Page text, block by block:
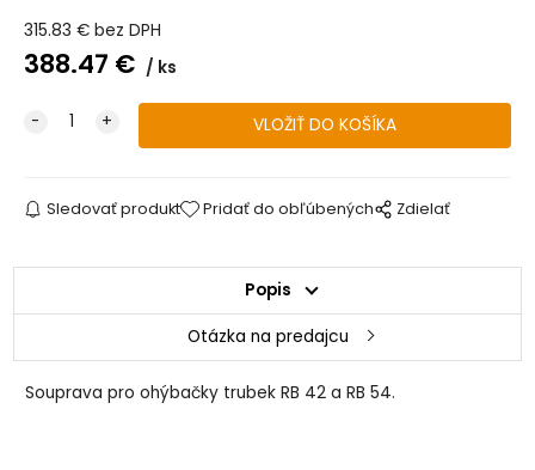
315.83 € bez DPH
388.47 € ks
Sledovať produkt Pridať do obľúbených Zdielať
Popis
Otázka na predajcu
Souprava pro ohýbačky trubek RB 42 a RB 54.